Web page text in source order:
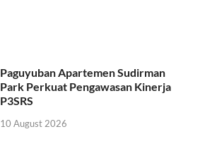
Paguyuban Apartemen Sudirman
Park Perkuat Pengawasan Kinerja
P3SRS
10 August 2026